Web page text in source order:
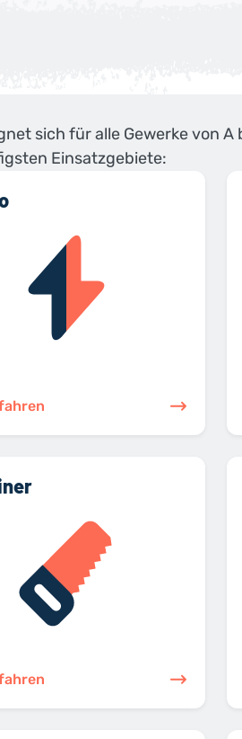
sich für alle Gewerke von A
Einsatzgebiete: